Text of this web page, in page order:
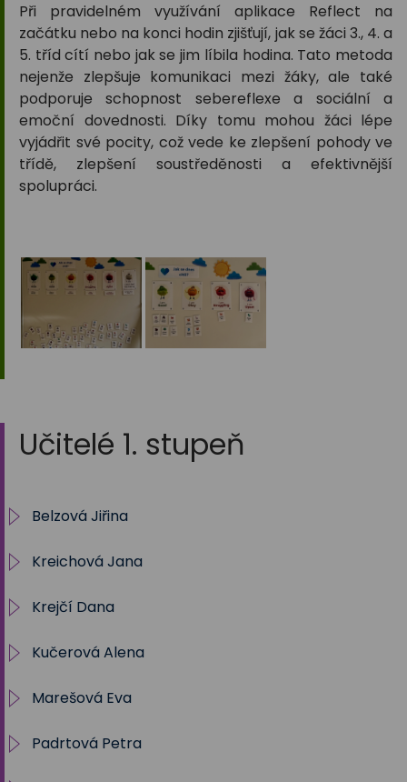
Při pravidelném využívání aplikace Reflect na
začátku nebo na konci hodin zjišťují, jak se žáci 3., 4. a
5. tříd cítí nebo jak se jim líbila hodina. Tato metoda
nejenže zlepšuje komunikaci mezi žáky, ale také
podporuje schopnost sebereflexe a sociální a
emoční dovednosti. Díky tomu mohou žáci lépe
vyjádřit své pocity, což vede ke zlepšení pohody ve
třídě, zlepšení soustředěnosti a efektivnější
spolupráci.
Učitelé 1. stupeň
Belzová Jiřina
1.A 2025/2026
Kreichová Jana
2025/2026 - 5. B
Krejčí Dana
Archiv 2012/13 - 5. A
Archiv 2013/14 - 1. A
Archiv 2014/15 - 2. A
Kučerová Alena
Archiv 1. A - 2023/2024
2. A - 2024/ 2025
Marešová Eva
Náš svět
Padrtová Petra